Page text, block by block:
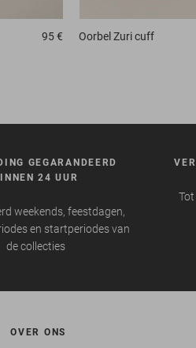
95 € Oorbel Zuri cuff
GEGARANDEERD
24 UUR
weekends, feestdagen,
en startperiodes van
de collecties
OVER ONS